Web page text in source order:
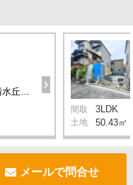
大阪府大阪市住吉区清水丘3丁目
間取 3LDK
土地 50.43㎡
メールで問合せ